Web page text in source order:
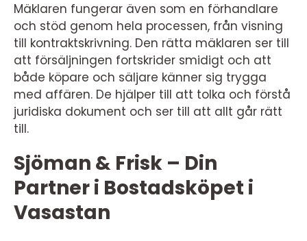
Mäklaren fungerar även som en förhandlare
och stöd genom hela processen, från visning
till kontraktskrivning. Den rätta mäklaren ser till
att försäljningen fortskrider smidigt och att
både köpare och säljare känner sig trygga
med affären. De hjälper till att tolka och förstå
juridiska dokument och ser till att allt går rätt
till.
Sjöman & Frisk – Din
Partner i Bostadsköpet i
Vasastan